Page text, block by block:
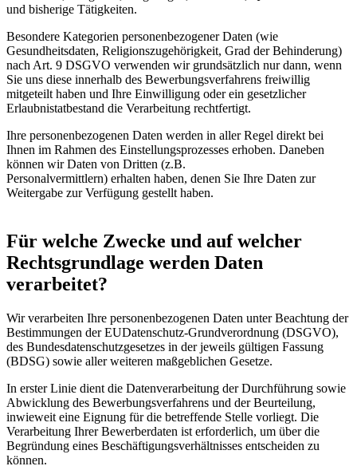
und bisherige Tätigkeiten.
Besondere Kategorien personenbezogener Daten (wie
Gesundheitsdaten, Religionszugehörigkeit, Grad der Behinderung)
nach Art. 9 DSGVO verwenden wir grundsätzlich nur dann, wenn
Sie uns diese innerhalb des Bewerbungsverfahrens freiwillig
mitgeteilt haben und Ihre Einwilligung oder ein gesetzlicher
Erlaubnistatbestand die Verarbeitung rechtfertigt.
Ihre personenbezogenen Daten werden in aller Regel direkt bei
Ihnen im Rahmen des Einstellungsprozesses erhoben. Daneben
können wir Daten von Dritten (z.B.
Personalvermittlern) erhalten haben, denen Sie Ihre Daten zur
Weitergabe zur Verfügung gestellt haben.
Für welche Zwecke und auf welcher
Rechtsgrundlage werden Daten
verarbeitet?
Wir verarbeiten Ihre personenbezogenen Daten unter Beachtung der
Bestimmungen der EUDatenschutz-Grundverordnung (DSGVO),
des Bundesdatenschutzgesetzes in der jeweils gültigen Fassung
(BDSG) sowie aller weiteren maßgeblichen Gesetze.
In erster Linie dient die Datenverarbeitung der Durchführung sowie
Abwicklung des Bewerbungsverfahrens und der Beurteilung,
inwieweit eine Eignung für die betreffende Stelle vorliegt. Die
Verarbeitung Ihrer Bewerberdaten ist erforderlich, um über die
Begründung eines Beschäftigungsverhältnisses entscheiden zu
können.